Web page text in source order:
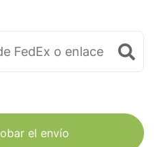
el envío